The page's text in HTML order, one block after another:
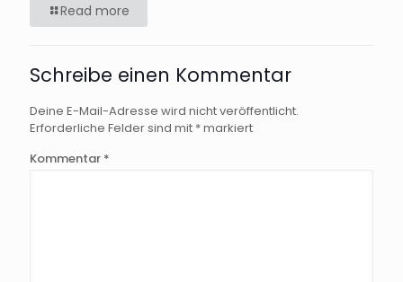
Read more
Schreibe einen Kommentar
Deine E-Mail-Adresse wird nicht veröffentlicht.
Erforderliche Felder sind mit *markiert
Kommentar *